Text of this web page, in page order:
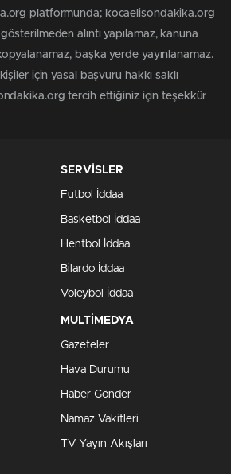
platformunda; kocaelisondakika.org
alıntı yapılamaz, kanuna
başka yerde yayınlanamaz.
için yasal başvuru hakkı saklı
tercih ettiğiniz için teşekkür
SERVİSLER
Futbol İddaa
Basketbol İddaa
Hentbol İddaa
Bilardo İddaa
Voleybol İddaa
MULTİMEDYA
Gazeteler
Hava Durumu
Haber Gönder
Namaz Vakitleri
TV Yayın Akışları